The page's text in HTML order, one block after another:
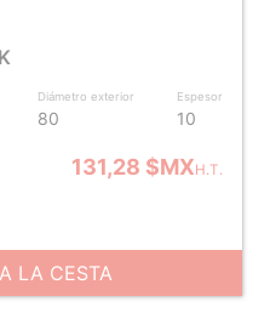
Diámetro exterior
80
Espesor
10
131,28 $MXH.T.
LA CESTA